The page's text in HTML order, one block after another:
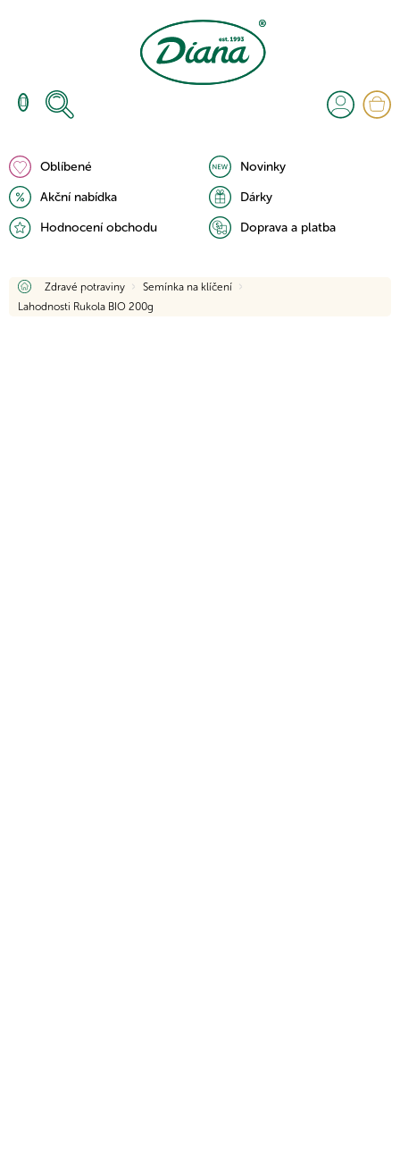
Oblíbené
Novinky
Akční nabídka
Dárky
Hodnocení obchodu
Doprava a platba
Domů
Zdravé potraviny
Semínka na klíčení
Lahodnosti Rukola BIO 200g